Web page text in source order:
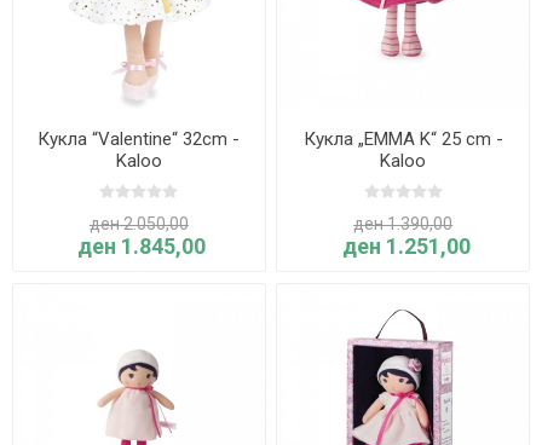
Кукла “Valentine“ 32cm -
Kaloo
ден 2.050,00
ден 1.845,00
Кукла „EMMA K“ 25 cm -
Kaloo
ден 1.390,00
ден 1.251,00